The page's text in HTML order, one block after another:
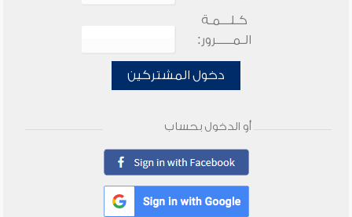
كـلـــمـة
الـمـــــرور:
دخول المشتركين
أو الدخول بحساب